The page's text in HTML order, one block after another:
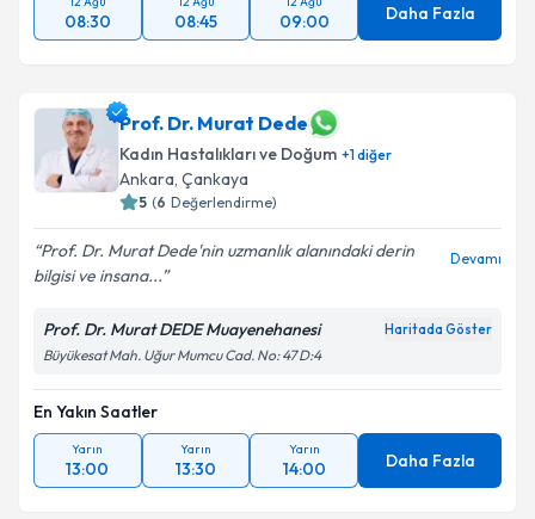
08:30 08:45 09:00 Daha Fazla
Prof. Dr. Murat Dede
Kadın Hastalıkları ve Doğum +1diğer
Ankara, Çankaya
5 (6 Değerlendirme)
Prof. Dr. Murat Dede'nin uzmanlık alanındaki derin
bilgisi ve insana...
Devamı
Prof. Dr. Murat DEDE Muayenehanesi Haritada Göster
Büyükesat Mah. Uğur Mumcu Cad. No: 47 D:4
En Yakın Saatler
Yarın
13:00
Yarın
13:30
Yarın
14:00 Daha Fazla